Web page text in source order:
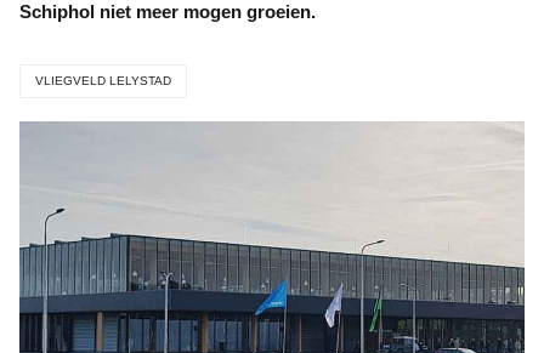
Schiphol niet meer mogen groeien.
VLIEGVELD LELYSTAD